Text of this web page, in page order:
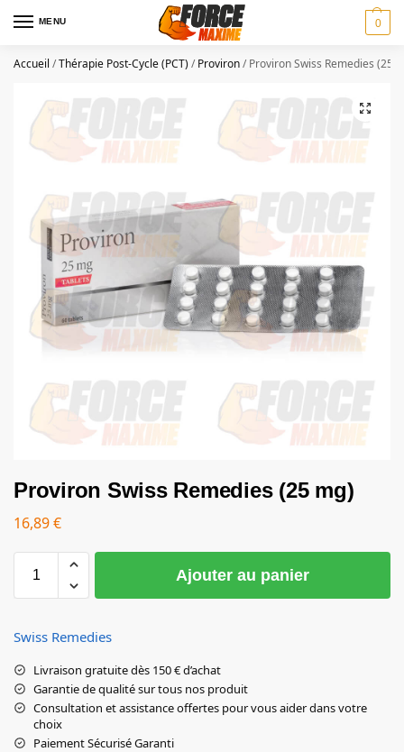
MENU 0
Accueil /Thérapie Post-Cycle (PCT)/Proviron/Proviron Swiss Remedies (25
Proviron Swiss Remedies (25 mg)
16,89€
Ajouter au panier
Swiss Remedies
Livraison gratuite dès 150 € d’achat
Garantie de qualité sur tous nos produit
Consultation et assistance offertes pour vous aider dans votre
choix
Paiement Sécurisé Garanti